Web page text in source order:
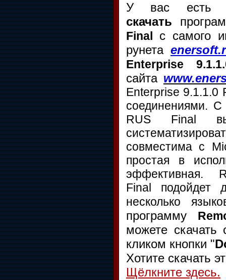
У вас есть
скачать
Final с самого
рунета
Enterprise
сайта
Enterprise 9.1.1.0
соединениями.
RUS Final вы
совместима с
простая в
эффективная.
Final подойдет
несколько
программу
можете скачать
кликом кнопки "
Хотите скачать
Щёлкните здесь.